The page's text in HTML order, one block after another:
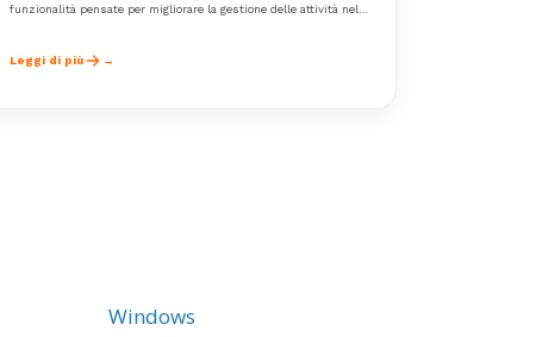
funzionalità pensate per migliorare la gestione delle attività nel
questo aggiornamento:
Leggi di più
Windows